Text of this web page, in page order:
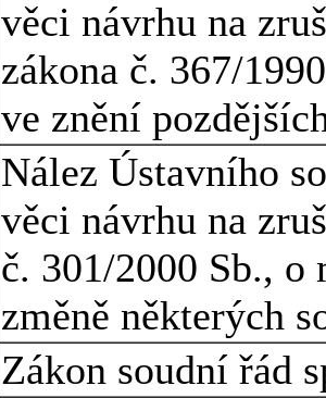
věci návrhu na
zákona č. 367/
ve znění
Nález Ústavního
věci návrhu na
č. 301/2000 Sb.,
změně některých
Zákon soudní řád